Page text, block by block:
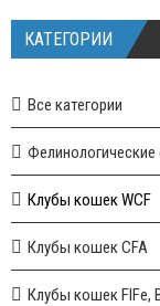
КАТЕГОРИИ
Все категории
Клубы кошек WCF
Клубы кошек CFA
Клубы кошек FIFe,